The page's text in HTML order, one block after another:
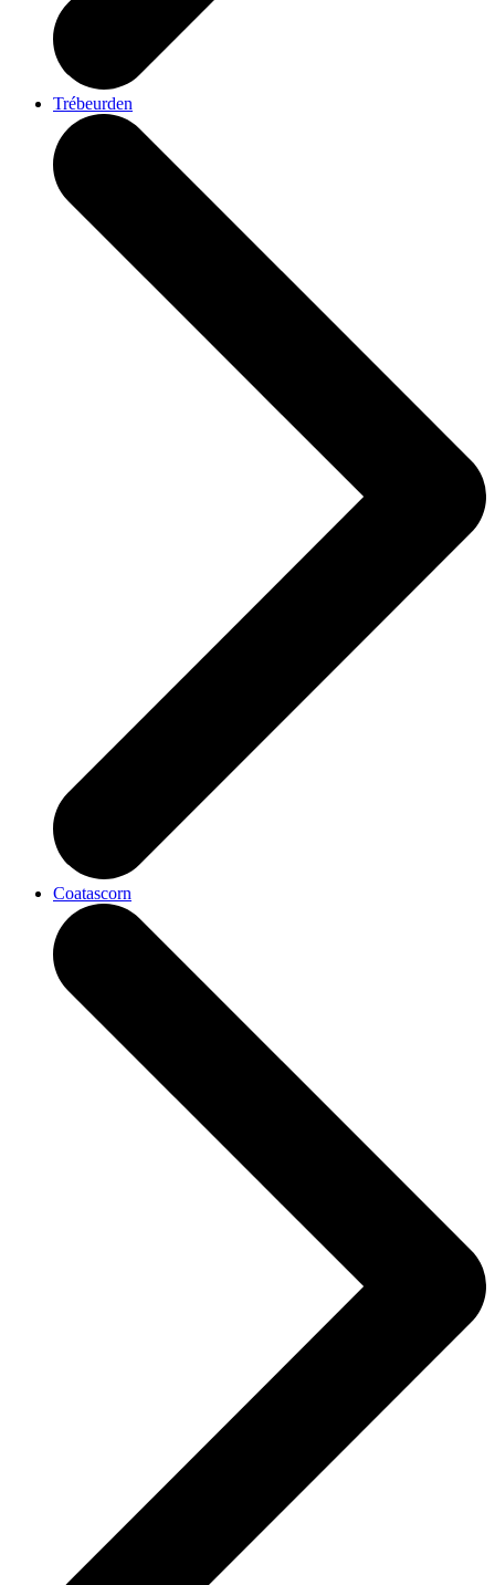
Trébeurden
Coatascorn